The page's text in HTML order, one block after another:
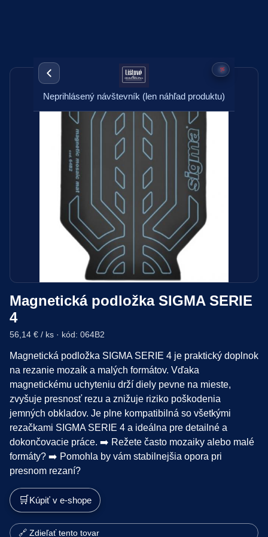
Neprihlásený návštevník (len náhľad produktu)
Magnetická podložka SIGMA SERIE
4
56,14 € / ks · kód: 064B2
Magnetická podložka SIGMA SERIE 4 je praktický doplnok
na rezanie mozaík a malých formátov. Vďaka
magnetickému uchyteniu drží diely pevne na mieste,
zvyšuje presnosť rezu a znižuje riziko poškodenia
jemných obkladov. Je plne kompatibilná so všetkými
rezačkami SIGMA SERIE 4 a ideálna pre detailné a
dokončovacie práce. ➡️ Režete často mozaiky alebo malé
formáty? ➡️ Pomohla by vám stabilnejšia opora pri
presnom rezaní?
🛒 Kúpiť v e-shope
🔗 Zdieľať tento tovar